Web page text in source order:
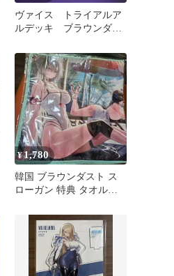
ヴァイス トライアルア
ルデッキ ブラウンダス
¥1,780
韓国 ブラウンダスト ス
ローガン 特典 タオル